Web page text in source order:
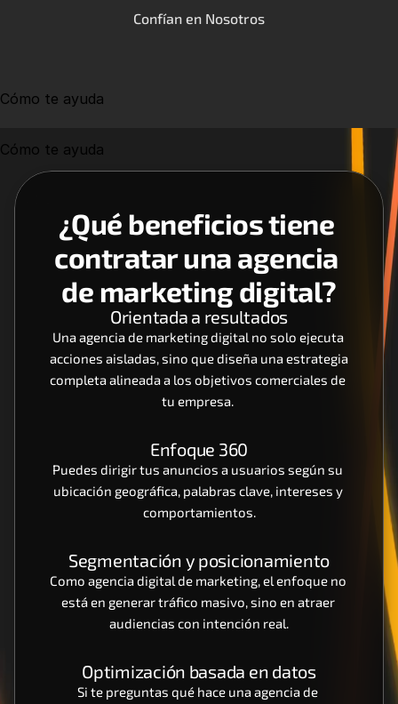
Confían en Nosotros
Cómo te ayuda
Cómo te ayuda
¿Qué beneficios tiene
contratar una agencia
de marketing digital?
Orientada a resultados
Una agencia de marketing digital no solo ejecuta
acciones aisladas, sino que diseña una estrategia
completa alineada a los objetivos comerciales de
tu empresa.
Enfoque 360
Puedes dirigir tus anuncios a usuarios según su
ubicación geográfica, palabras clave, intereses y
comportamientos.
Segmentación y posicionamiento
Como agencia digital de marketing, el enfoque no
está en generar tráfico masivo, sino en atraer
audiencias con intención real.
Optimización basada en datos
Si te preguntas qué hace una agencia de